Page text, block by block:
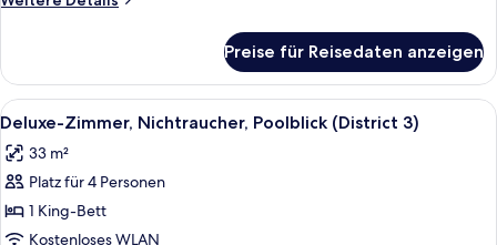
(District
anzeigen
Zimmer,
Nichtraucher,
Stadtblick
3)
Preise für Reisedaten anzeigen
Alle
Fotos
für
Deluxe-
Zimmer,
Nichtraucher,
Ein modernes Hotelzimmer mit
6
Deluxe-Zimmer, Nichtraucher, Poolblick (District 3)
33 m²
Platz für 4 Personen
1 King-Bett
Kostenloses WLAN